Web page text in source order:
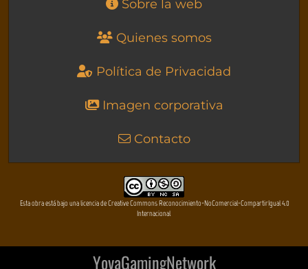
Sobre la web
Quienes somos
Política de Privacidad
Imagen corporativa
Contacto
Esta obra está bajo una licencia de Creative Commons Reconocimiento-NoComercial-CompartirIgual 4.0
Internacional
YovaGamingNetwork